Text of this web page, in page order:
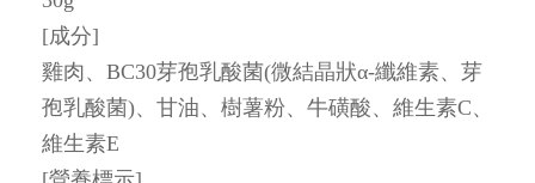
[成分]
雞肉、BC30芽孢乳酸菌(微結晶狀α-纖維素、芽
孢乳酸菌)、甘油、樹薯粉、牛磺酸、維生素C、
維生素E